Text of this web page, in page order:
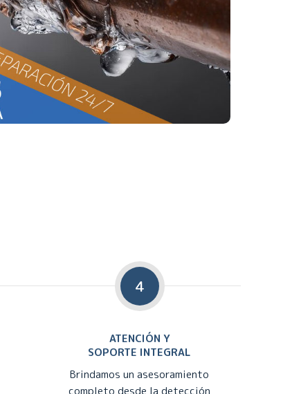
4
ATENCIÓN Y
SOPORTE INTEGRAL
Brindamos un asesoramiento
completo desde la detección